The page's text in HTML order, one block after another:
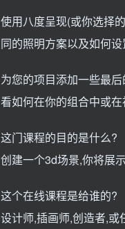
使用八度呈现(或你选择
同的照明方案以及如何
为您的项目添加一些最
看如何在你的组合中或在
这门课程的目的是什么?
创建一个3d场景,你将展
这个在线课程是给谁的?
设计师,插画师,创造者,或